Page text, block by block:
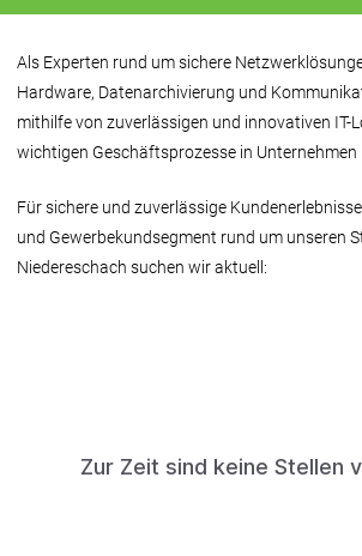
Als Experten rund um sichere
Hardware, Datenarchivierung und
mithilfe von zuverlässigen und innovativen IT-
wichtigen Geschäftsprozesse in Unternehmen
Für sichere und zuverlässige
und Gewerbekundsegment rund um unseren
Niedereschach suchen wir aktuell:
Zur Zeit sind keine Stellen